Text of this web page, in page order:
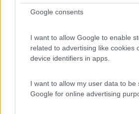
Google consents
I want to allow Google to enable
related to advertising like cookies
device identifiers in apps.
I want to allow my user data to be
Google for online advertising
Tangenziale Bruno Losi